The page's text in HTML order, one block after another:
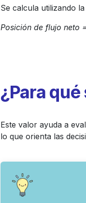
Se calcula utilizando la
Posición de flujo neto
¿Para
Este valor ayuda a
lo que orienta las